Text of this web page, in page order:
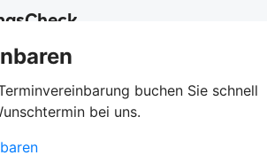
buchen Sie schnell
bei uns.